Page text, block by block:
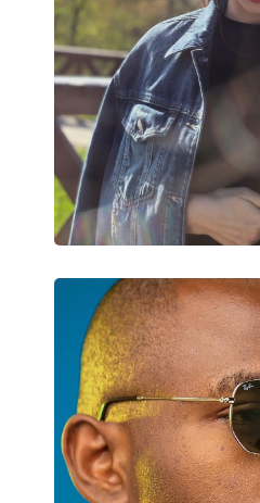
Šírka:
Dĺžka stranice:
Šírka mostíka:
Hmotnosť:
Nastaviteľné sedielka:
Príslušenstvo
Puzdro:
Ostatné
Typ:
Kategória:
Značka:
Použitie:
Kód: